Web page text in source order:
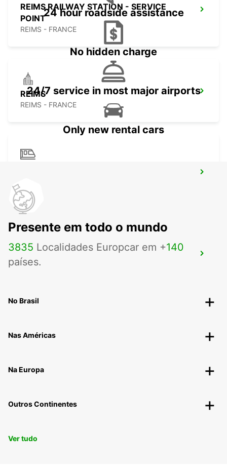
REIMS RAILWAY STATION - SERVICE
POINT
REIMS - FRANCE
REIMS
REIMS - FRANCE
ST QUENTIN - FRANCE
ROYE
ROYE - FRANCE
24 hour roadside assistance
No hidden charge
24/7 service in most major airports
Only new rental cars
Presente em todo o mundo
3835 Localidades Europcar em +140
países.
No Brasil
Nas Américas
Na Europa
Outros Continentes
Ver tudo